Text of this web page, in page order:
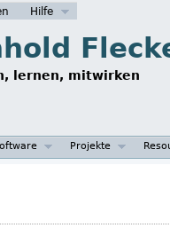
Hilfe
lernen, mitwirken
Projekte